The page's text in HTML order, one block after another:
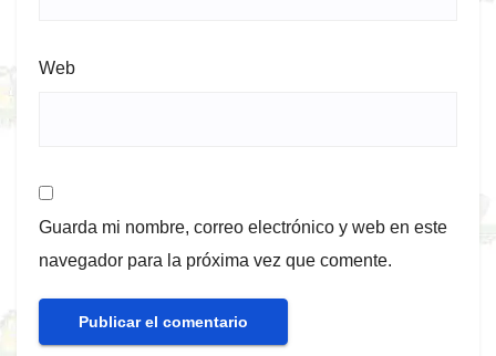
Web
Guarda mi nombre, correo electrónico y web en este
navegador para la próxima vez que comente.